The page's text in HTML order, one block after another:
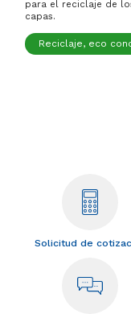
para el reciclaje de
capas.
Reciclaje, eco
Solicitud de